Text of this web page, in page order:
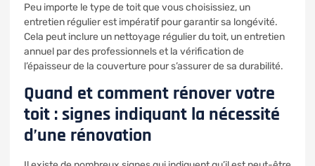
Peu importe le type de toit que vous choisissiez, un
entretien régulier est impératif pour garantir sa longévité.
Cela peut inclure un nettoyage régulier du toit, un entretien
annuel par des professionnels et la vérification de
l’épaisseur de la couverture pour s’assurer de sa durabilité.
Quand et comment rénover votre
toit : signes indiquant la nécessité
d’une rénovation